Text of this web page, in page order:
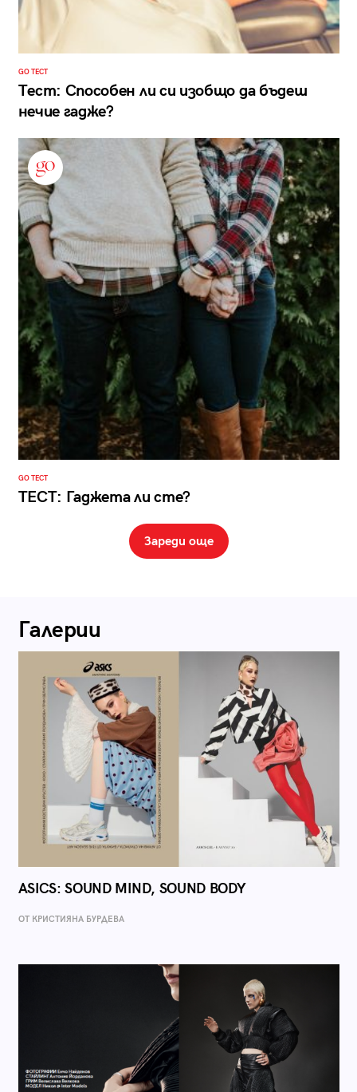
GO ТЕСТ
Тест: Способен ли си изобщо да бъдеш
нечие гадже?
GO ТЕСТ
ТЕСТ: Гаджета ли сте?
Зареди още
Галерии
ASICS: SOUND MIND, SOUND BODY
ОТ КРИСТИЯНА БУРДЕВА